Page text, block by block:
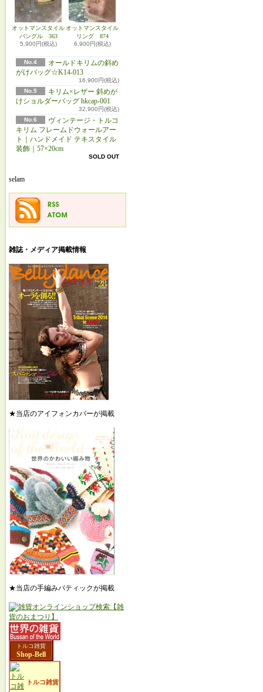
オットマンスタイル
バングル 363
5,900円(税込)
オットマンスタイル
リング 874
6,900円(税込)
No.4
オールドキリムの斜め
がけバッグ☆K14-013
16,900円(税込)
No.5
キリム×レザー 斜めが
けショルダーバッグ hkcap-001
32,900円(税込)
No.6
ヴィンテージ・トルコ
キリム フレームドウォールアー
ト｜ハンドメイド テキスタイル
装飾｜57×20cm
SOLD OUT
selam
雑誌・メディア掲載情報
★当店のアイフォンカバーが掲載
★当店の手編みパティックが掲載
トルコ雑貨
Shop-Bell
トルコ雑貨